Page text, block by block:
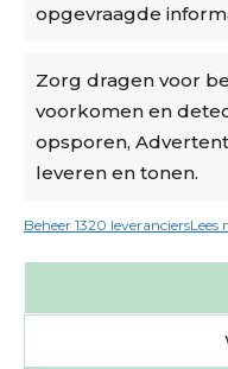
opgevraagde
Zorg dragen voor
voorkomen en
opsporen,
leveren en tonen.
Beheer 1320 leveranciersLees
Accountinstellingen
Verzending
€6,50-€7,50 via Bpost